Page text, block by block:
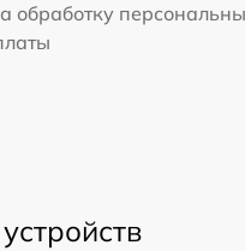
обработку